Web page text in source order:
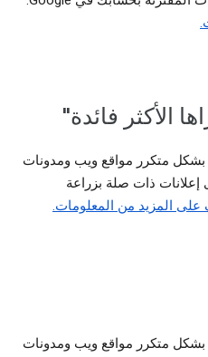
الأكثر فائدة"
بشكل متكرر مواقع ويب ومدونات
ذات صلة بزراعة
على المزيد من المعلومات.
بشكل متكرر مواقع ويب ومدونات